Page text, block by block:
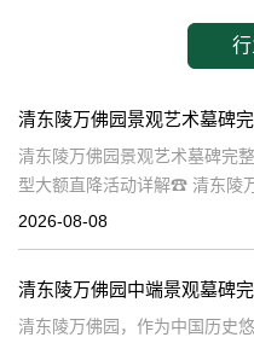
清东陵万佛园景观艺术墓碑完
型大额直降活动详解☎ 清东陵
838-5063清东陵万佛园，作为
2026-08-08
清东陵万佛园，作为中国历史